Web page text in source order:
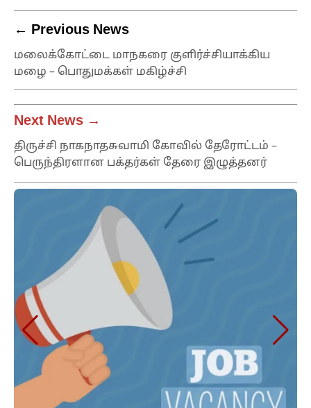
← Previous News
மலைக்கோட்டை மாநகரை குளிர்ச்சியாக்கிய
மழை – பொதுமக்கள் மகிழ்ச்சி
Next News →
திருச்சி நாகநாதசுவாமி கோவில் தேரோட்டம் –
பெருந்திரளான பக்தர்கள் தேரை இழுத்தனர்